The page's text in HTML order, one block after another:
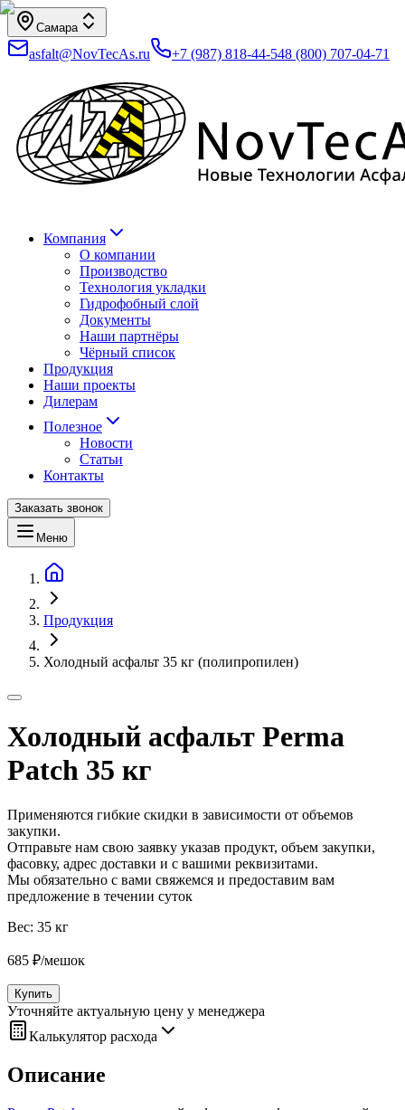
Самара
asfalt@NovTecAs.ru +7 (987) 818-44-548 (800) 707-04-71
Компания
О компании
Производство
Технология укладки
Гидрофобный слой
Документы
Наши партнёры
Чёрный список
Продукция
Наши проекты
Дилерам
Полезное
Новости
Статьи
Контакты
Заказать звонок
Меню
Продукция
Холодный асфальт 35 кг (полипропилен)
Холодный асфальт Perma
Patch 35 кг
Применяются гибкие скидки в зависимости от объемов
закупки.
Отправьте нам свою заявку указав продукт, объем закупки,
фасовку, адрес доставки и с вашими реквизитами.
Мы обязательно с вами свяжемся и предоставим вам
предложение в течении суток
Вес: 35 кг
685 ₽/мешок
Купить
Уточняйте актуальную цену у менеджера
Калькулятор расхода
Описание